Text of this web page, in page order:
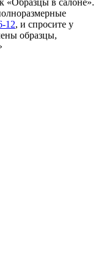
«Образцы в салоне».
12, и спросите у
образцы,